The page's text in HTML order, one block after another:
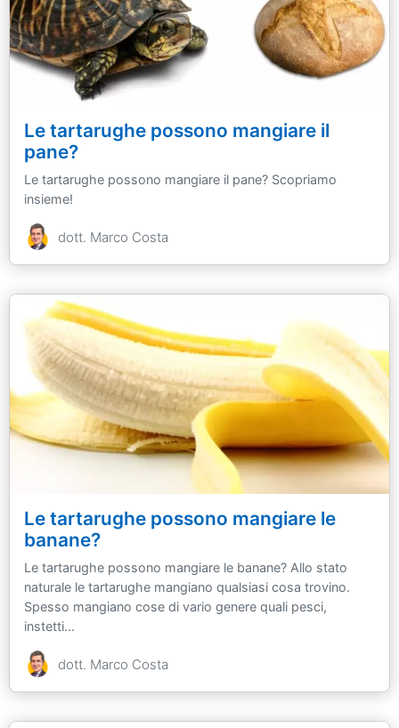
Le tartarughe possono mangiare il
pane?
Le tartarughe possono mangiare il pane? Scopriamo
insieme!
dott. Marco Costa
Le tartarughe possono mangiare le
banane?
Le tartarughe possono mangiare le banane? Allo stato
naturale le tartarughe mangiano qualsiasi cosa trovino.
Spesso mangiano cose di vario genere quali pesci,
instetti...
dott. Marco Costa